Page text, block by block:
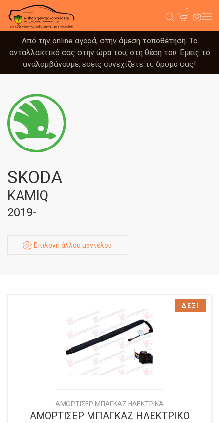
0
Από την online αγορά, στην άμεση τοποθέτηση. Το
ανταλλακτικό σας στην ώρα του, στη θέση του. Εμείς το
αναλαμβάνουμε, εσείς συνεχίζετε το δρόμο σας!
SKODA
KAMIQ
2019-
Επιλογή άλλου μοντέλου
ΑΜΟΡΤΙΣΕΡ ΜΠΑΓΚΑΖ ΗΛΕΚΤΡΙΚΑ
ΑΜΟΡΤΙΣΕΡ ΜΠΑΓΚΑΖ ΗΛΕΚΤΡΙΚΟ
ΔΕΞΙ